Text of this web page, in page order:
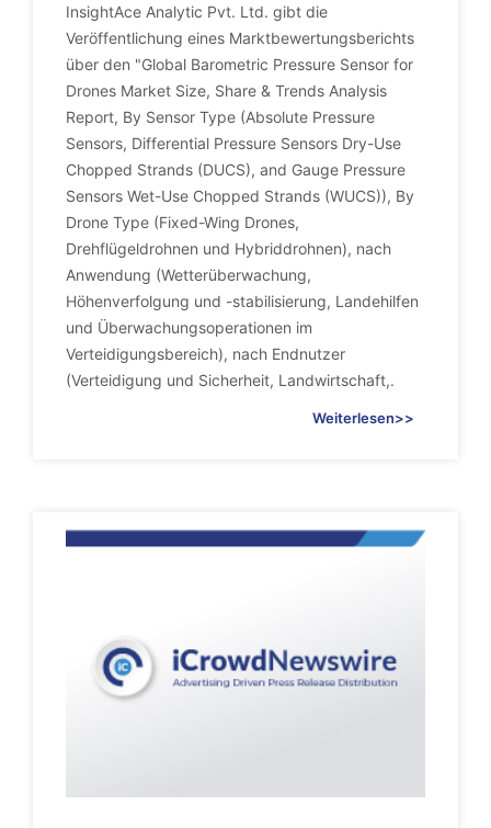
InsightAce Analytic Pvt. Ltd. gibt die
Veröffentlichung eines Marktbewertungsberichts
über den "Global Barometric Pressure Sensor for
Drones Market Size, Share & Trends Analysis
Report, By Sensor Type (Absolute Pressure
Sensors, Differential Pressure Sensors Dry-Use
Chopped Strands (DUCS), and Gauge Pressure
Sensors Wet-Use Chopped Strands (WUCS)), By
Drone Type (Fixed-Wing Drones,
Drehflügeldrohnen und Hybriddrohnen), nach
Anwendung (Wetterüberwachung,
Höhenverfolgung und -stabilisierung, Landehilfen
und Überwachungsoperationen im
Verteidigungsbereich), nach Endnutzer
(Verteidigung und Sicherheit, Landwirtschaft,.
Weiterlesen>>